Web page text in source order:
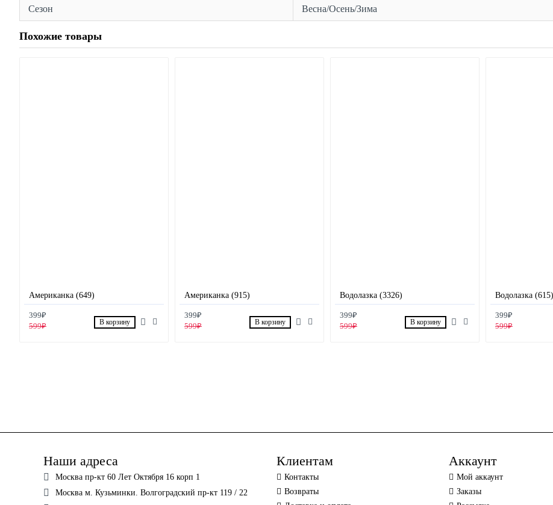
Сезон Весна/Осень/Зима
Похожие товары
Американка (649)
399₽
599₽
В корзину
Американка (915)
399₽
599₽
В корзину
Водолазка (3326)
399₽
599₽
В корзину
Водолазка (615)
399₽
599₽
Наши адреса
Москва пр-кт 60 Лет Октября 16 корп 1
Москва м. Кузьминки. Волгоградский пр-кт 119 / 22
Клиентам
Контакты
Возвраты
Аккаунт
Мой аккаунт
Заказы